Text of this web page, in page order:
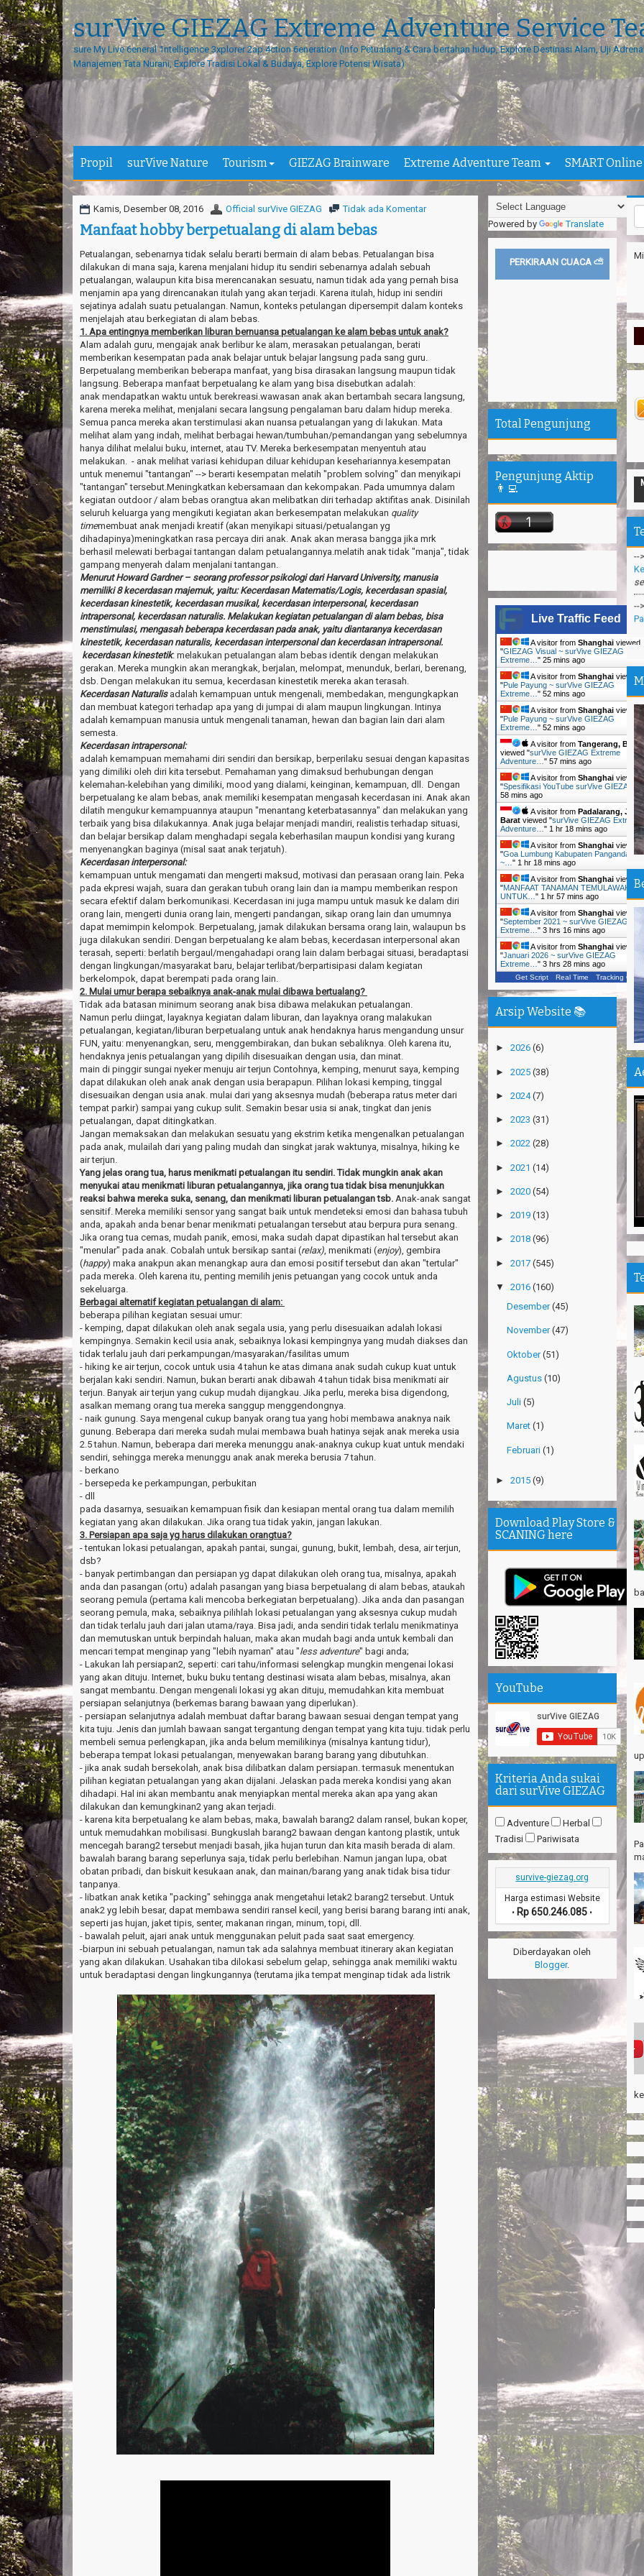
surVive GIEZAG Extreme Adventure Service
sure My Live 6eneral 1ntelligence 3xplorer 2ap 4ction 6eneration (Info Petualang & Cara bertahan hidup, Explore Destinasi Alam, Uji
Manajemen Tata Nurani, Explore Tradisi Lokal & Budaya, Explore Potensi Wisata)
Propil surVive Nature Tourism GIEZAG Brainware Extreme Adventure Team SMART Online
Kamis, Desember 08, 2016 Official surVive GIEZAG Tidak ada Komentar
Manfaat hobby berpetualang di alam bebas
Petualangan, sebenarnya tidak selalu berarti bermain di alam bebas. Petualangan bisa
dilakukan di mana saja, karena menjalani hidup itu sendiri sebenarnya adalah sebuah
petualangan, walaupun kita bisa merencanakan sesuatu, namun tidak ada yang pernah bisa
menjamin apa yang direncanakan itulah yang akan terjadi. Karena itulah, hidup ini sendiri
sejatinya adalah suatu petualangan. Namun, konteks petulangan dipersempit dalam konteks
menjelajah atau berkegiatan di alam bebas.
1. Apa entingnya memberikan liburan bernuansa petualangan ke alam bebas untuk anak?
Alam adalah guru, mengajak anak berlibur ke alam, merasakan petualangan, berati
memberikan kesempatan pada anak belajar untuk belajar langsung pada sang guru.
Berpetualang memberikan beberapa manfaat, yang bisa dirasakan langsung maupun tidak
langsung. Beberapa manfaat berpetualang ke alam yang bisa disebutkan adalah:
anak mendapatkan waktu untuk berekreasi.wawasan anak akan bertambah secara langsung,
karena mereka melihat, menjalani secara langsung pengalaman baru dalam hidup mereka.
Semua panca mereka akan terstimulasi akan nuansa petualangan yang di lakukan. Mata
melihat alam yang indah, melihat berbagai hewan/tumbuhan/pemandangan yang sebelumnya
hanya dilihat melalui buku, internet, atau TV. Mereka berkesempatan menyentuh atau
melakukan. - anak melihat variasi kehidupan diluar kehidupan kesehariannya.kesempatan
untuk menemui "tantangan" --> berarti kesempatan melatih "problem solving" dan menyikapi
"tantangan" tersebut.Meningkatkan kebersamaan dan kekompakan. Pada umumnya dalam
kegiatan outdoor / alam bebas orangtua akan melibatkan diri terhadap aktifitas anak. Disinilah
seluruh keluarga yang mengikuti kegiatan akan berkesempatan melakukan quality
timemembuat anak menjadi kreatif (akan menyikapi situasi/petualangan yg
dihadapinya)meningkatkan rasa percaya diri anak. Anak akan merasa bangga jika mrk
berhasil melewati berbagai tantangan dalam petualangannya.melatih anak tidak "manja", tidak
gampang menyerah dalam menjalani tantangan.
MenurutHoward Gardner– seorang professor psikologi dari Harvard University, manusia
memiliki 8 kecerdasan majemuk, yaitu:Kecerdasan Matematis/Logis, kecerdasan spasial,
kecerdasan kinestetik, kecerdasan musikal, kecerdasan interpersonal, kecerdasan
intrapersonal, kecerdasan naturalis. Melakukan kegiatan petualangan di alam bebas, bisa
menstimulasi, mengasah beberapa kecerdasan pada anak, yaitu diantaranya kecerdasan
kinestetik, kecerdasan naturalis, kecerdasan interpersonal dan kecerdasan intrapersonal.
kecerdasan kinestetik: melakukan petualangan alam bebas identik dengan melakukan
gerakan. Mereka mungkin akan merangkak, berjalan, melompat, menunduk, berlari, berenang,
dsb. Dengan melakukan itu semua, kecerdasan kinestetik mereka akan terasah.
Kecerdasan Naturalisadalah kemampuan untuk mengenali, membedakan, mengungkapkan
dan membuat kategori terhadap apa yang di jumpai di alam maupun lingkungan. Intinya
adalah kemampuan manusia untuk mengenali tanaman, hewan dan bagian lain dari alam
semesta.
Kecerdasan intrapersonal:
adalah kemampuan memahami diri sendiri dan bersikap, berperilaku sesuai dengan kapasitas
yang dimiliki oleh diri kita tersebut. Pemahaman yang dimaksud berhubungan dengan
kelemahan-kelebihan yang dimiliki, mood yang dialami, keinginan, kemampuan, dll. Dengan
berpetualang ke alam bebas, anak memiliki kesempatan mengasah kecerdasan ini. Anak akan
dilatih mengukur kemampuannya ataupun "menantang keterbatasannya" dan melakukan yang
terbaik yang bisa dilakukannya. Anak juga belajar menjadi mandiri, realistis terhadap situasi,
dan belajar bersikap dalam menghadapi segala keberhasilan maupun kondisi yang kurang
menyenangkan baginya (misal saat anak terjatuh).
Kecerdasan interpersonal:
kemampuan untuk mengamati dan mengerti maksud, motivasi dan perasaan orang lain. Peka
pada ekpresi wajah, suara dan gerakan tubuh orang lain dan ia mampu memberikan respon
secara efektif dalam berkomunikasi. Kecerdasan ini juga mampu untuk masuk ke dalam diri
orang lain, mengerti dunia orang lain, mengerti pandangan, sikap orang lain dan umumnya
dapat memimpin kelompok. Berpetualang, jamak dilakukan bersama orang lain, walaupun bs
juga dilakukan sendiri. Dengan berpetualang ke alam bebas, kecerdasan interpersonal akan
terasah, seperti: berlatih bergaul/mengahadapi orang lain dalam berbagai situasi, beradaptasi
dengan lingkungan/masyarakat baru, belajar terlibat/berpartisipasi dalam kegiatan
berkelompok, dapat berempati pada orang lain.
2. Mulai umur berapa sebaiknya anak-anak mulai dibawa bertualang?
Tidak ada batasan minimum seorang anak bisa dibawa melakukan petualangan.
Namun perlu diingat, layaknya kegiatan dalam liburan, dan layaknya orang malakukan
petualangan, kegiatan/liburan berpetualang untuk anak hendaknya harus mengandung unsur
FUN, yaitu: menyenangkan, seru, menggembirakan, dan bukan sebaliknya. Oleh karena itu,
hendaknya jenis petualangan yang dipilih disesuaikan dengan usia, dan minat.
main di pinggir sungai nyeker menuju air terjun Contohnya, kemping, menurut saya, kemping
dapat dilakukan oleh anak anak dengan usia berapapun. Pilihan lokasi kemping, tinggal
disesuaikan dengan usia anak. mulai dari yang aksesnya mudah (beberapa ratus meter dari
tempat parkir) sampai yang cukup sulit. Semakin besar usia si anak, tingkat dan jenis
petualangan, dapat ditingkatkan.
Jangan memaksakan dan melakukan sesuatu yang ekstrim ketika mengenalkan petualangan
pada anak, mulailah dari yang paling mudah dan singkat jarak waktunya, misalnya, hiking ke
air terjun.
Yang jelas orang tua, harus menikmati petualangan itu sendiri. Tidak mungkin anak akan
menyukai atau menikmati liburan petualangannya, jika orang tua tidak bisa menunjukkan
reaksi bahwa mereka suka, senang, dan menikmati liburan petualangan tsb. Anak-anak sangat
sensitif. Mereka memiliki sensor yang sangat baik untuk mendeteksi emosi dan bahasa tubuh
anda, apakah anda benar benar menikmati petualangan tersebut atau berpura pura senang.
Jika orang tua cemas, mudah panik, emosi, maka sudah dapat dipastikan hal tersebut akan
"menular" pada anak. Cobalah untuk bersikap santai (relax), menikmati (enjoy), gembira
(happy) maka anakpun akan menangkap aura dan emosi positif tersebut dan akan "tertular"
pada mereka. Oleh karena itu, penting memilih jenis petuangan yang cocok untuk anda
sekeluarga.
Berbagai alternatif kegiatan petualangan di alam:
beberapa pilihan kegiatan sesuai umur:
- kemping, dapat dilakukan oleh anak segala usia, yang perlu disesuaikan adalah lokasi
kempingnya. Semakin kecil usia anak, sebaiknya lokasi kempingnya yang mudah diakses dan
tidak terlalu jauh dari perkampungan/masyarakan/fasilitas umum
- hiking ke air terjun, cocok untuk usia 4 tahun ke atas dimana anak sudah cukup kuat untuk
berjalan kaki sendiri. Namun, bukan berarti anak dibawah 4 tahun tidak bisa menikmati air
terjun. Banyak air terjun yang cukup mudah dijangkau. Jika perlu, mereka bisa digendong,
asalkan memang orang tua mereka sanggup menggendongnya.
- naik gunung. Saya mengenal cukup banyak orang tua yang hobi membawa anaknya naik
gunung. Beberapa dari mereka sudah mulai membawa buah hatinya sejak anak mereka usia
2.5 tahun. Namun, beberapa dari mereka menunggu anak-anaknya cukup kuat untuk mendaki
sendiri, sehingga mereka menunggu anak anak mereka berusia 7 tahun.
- berkano
- bersepeda ke perkampungan, perbukitan
- dll
pada dasarnya, sesuaikan kemampuan fisik dan kesiapan mental orang tua dalam memilih
kegiatan yang akan dilakukan. Jika orang tua tidak yakin, jangan lakukan.
3. Persiapan apa saja yg harus dilakukan orangtua?
- tentukan lokasi petualangan, apakah pantai, sungai, gunung, bukit, lembah, desa, air terjun,
dsb?
- banyak pertimbangan dan persiapan yg dapat dilakukan oleh orang tua, misalnya, apakah
anda dan pasangan (ortu) adalah pasangan yang biasa berpetualang di alam bebas, ataukah
seorang pemula (pertama kali mencoba berkegiatan berpetualang). Jika anda dan pasangan
seorang pemula, maka, sebaiknya pilihlah lokasi petualangan yang aksesnya cukup mudah
dan tidak terlalu jauh dari jalan utama/raya. Bisa jadi, anda sendiri tidak terlalu menikmatinya
dan memutuskan untuk berpindah haluan, maka akan mudah bagi anda untuk kembali dan
mencari tempat menginap yang "lebih nyaman" atau "less adventure" bagi anda;
- Lakukan lah persiapan2, seperti: cari tahu/informasi selengkap mungkin mengenai lokasi
yang akan dituju. Internet, buku buku tentang destinasi wisata alam bebas, misalnya, akan
sangat membantu. Dengan mengenali lokasi yg akan dituju, memudahkan kita membuat
persiapan selanjutnya (berkemas barang bawaan yang diperlukan).
- persiapan selanjutnya adalah membuat daftar barang bawaan sesuai dengan tempat yang
kita tuju. Jenis dan jumlah bawaan sangat tergantung dengan tempat yang kita tuju. tidak perlu
membeli semua perlengkapan, jika anda belum memilikinya (misalnya kantung tidur),
beberapa tempat lokasi petualangan, menyewakan barang barang yang dibutuhkan.
- jika anak sudah bersekolah, anak bisa dilibatkan dalam persiapan. termasuk menentukan
pilihan kegiatan petualangan yang akan dijalani. Jelaskan pada mereka kondisi yang akan
dihadapi. Hal ini akan membantu anak menyiapkan mental mereka akan apa yang akan
dilakukan dan kemungkinan2 yang akan terjadi.
- karena kita berpetualang ke alam bebas, maka, bawalah barang2 dalam ransel, bukan koper,
untuk memudahkan mobilisasi. Bungkuslah barang2 bawaan dengan kantong plastik, untuk
mencegah barang2 tersebut menjadi basah, jika hujan turun dan kita masih berada di alam.
bawalah barang barang seperlunya saja, tidak perlu berlebihan. Namun jangan lupa, obat
obatan pribadi, dan biskuit kesukaan anak, dan mainan/barang yang anak tidak bisa tidur
tanpanya.
- libatkan anak ketika "packing" sehingga anak mengetahui letak2 barang2 tersebut. Untuk
anak2 yg lebih besar, dapat membawa sendiri ransel kecil, yang berisi barang barang inti anak,
seperti jas hujan, jaket tipis, senter, makanan ringan, minum, topi, dll.
- bawalah peluit, ajari anak untuk menggunakan peluit pada saat saat emergency.
-biarpun ini sebuah petualangan, namun tak ada salahnya membuat itinerary akan kegiatan
yang akan dilakukan. Usahakan tiba dilokasi sebelum gelap, sehingga anak memiliki waktu
untuk beradaptasi dengan lingkungannya (terutama jika tempat menginap tidak ada listrik
Powered by Translate
PERKIRAAN CUACA ⛅
Total Pengunjung
Pengunjung Aktip
👨‍💻
Live Traffic Feed
A visitor from Shanghai viewed
"GIEZAG Visual ~ surVive GIEZAG
Extreme… " 25 mins ago
A visitor from Shanghai viewed
"Pule Payung ~ surVive GIEZAG
Extreme… " 52 mins ago
A visitor from Shanghai viewed
"Pule Payung ~ surVive GIEZAG
Extreme… " 52 mins ago
A visitor from Tangerang,
viewed "surVive GIEZAG Extreme
Adventure… " 57 mins ago
A visitor from Shanghai viewed
"Spesifikasi YouTube surVive GIEZAG…
58 mins ago
A visitor from Padalarang, Jawa
Barat viewed "surVive GIEZAG Extreme
Adventure… " 1 hr 18 mins ago
A visitor from Shanghai viewed
"Goa Lumbung Kabupaten Pangandaran
~… " 1 hr 18 mins ago
A visitor from Shanghai viewed
"MANFAAT TANAMAN TEMULAWAK
UNTUK… " 1 hr 57 mins ago
A visitor from Shanghai viewed
"September 2021 ~ surVive GIEZAG
Extreme… " 3 hrs 16 mins ago
A visitor from Shanghai viewed
"Januari 2026 ~ surVive GIEZAG
Extreme… " 3 hrs 28 mins ago
Get Script Real Time Tracking ON
Arsip Website 📚
► 2026 (6)
► 2025 (38)
► 2024(7)
► 2023 (31)
► 2022 (28)
► 2021 (14)
► 2020 (54)
► 2019 (13)
► 2018 (96)
► 2017 (545)
▼ 2016 (160)
Desember(45)
November(47)
Oktober(51)
Agustus (10)
Juli (5)
Maret (1)
Februari (1)
► 2015 (9)
Download Play Store &
SCANING here
YouTube
Kriteria Anda sukai
dari surVive GIEZAG
Adventure
Herbal
Tradisi
Pariwisata
survive-giezag.org
Harga estimasi Website
• Rp 650.246.085 •
Diberdayakan oleh
Blogger.
--
--
--
--